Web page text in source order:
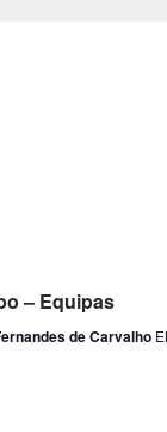
– Equipas
de Carvalho